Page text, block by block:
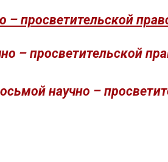
– просветительской
– просветительской
научно –